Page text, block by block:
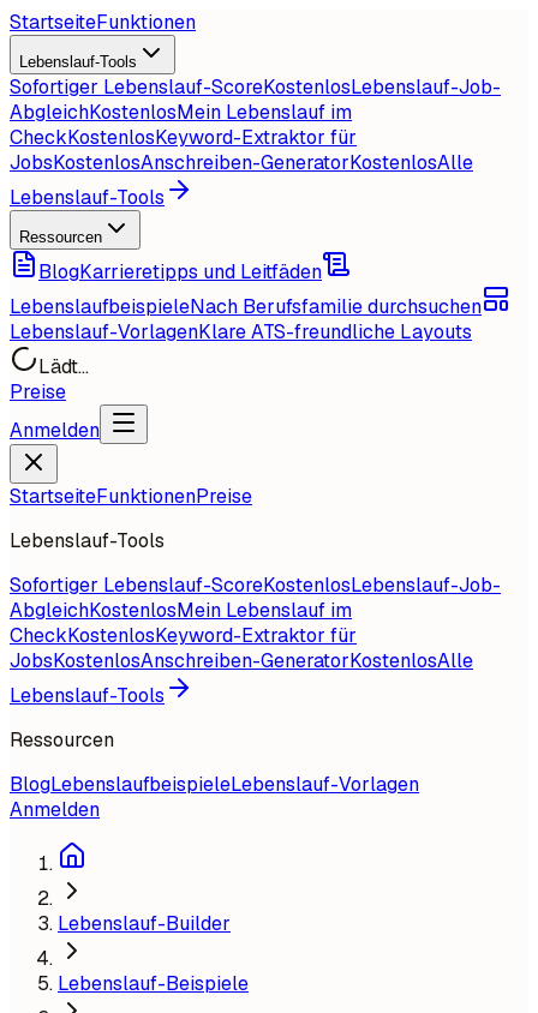
StartseiteFunktionen
Lebenslauf-Tools
Sofortiger Lebenslauf-ScoreKostenlosLebenslauf-Job-
AbgleichKostenlosMein Lebenslauf im
CheckKostenlosKeyword-Extraktor für
JobsKostenlosAnschreiben-GeneratorKostenlosAlle
Lebenslauf-Tools
Ressourcen
BlogKarrieretipps und Leitfäden
LebenslaufbeispieleNach Berufsfamilie durchsuchen
Lebenslauf-VorlagenKlare ATS-freundliche Layouts
Lädt...
Preise
Anmelden
StartseiteFunktionenPreise
Lebenslauf-Tools
Sofortiger Lebenslauf-ScoreKostenlosLebenslauf-Job-
AbgleichKostenlosMein Lebenslauf im
CheckKostenlosKeyword-Extraktor für
JobsKostenlosAnschreiben-GeneratorKostenlosAlle
Lebenslauf-Tools
Ressourcen
BlogLebenslaufbeispieleLebenslauf-Vorlagen
Anmelden
Lebenslauf-Builder
Lebenslauf-Beispiele